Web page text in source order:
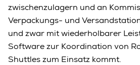
zwischenzulagern und an
Verpackungs- und
und zwar mit wiederholbarer
Software zur Koordination von
Shuttles zum Einsatz kommt.